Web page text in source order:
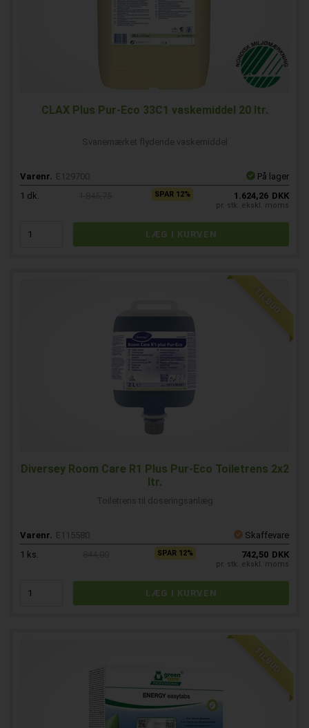
CLAX Plus Pur-Eco 33C1 vaskemiddel 20 ltr.
Svanemærket flydende vaskemiddel
Varenr. E129700
På lager
1 dk. SPAR 12% 1.624,26 DKK
pr. stk. ekskl. moms
TILBUD
Diversey Room Care R1 Plus Pur-Eco Toiletrens 2x2
ltr.
Toiletrens til doseringsanlæg
Varenr. E115580
Skaffevare
1 ks. SPAR 12% 742,50 DKK
pr. stk. ekskl. moms
TILBUD